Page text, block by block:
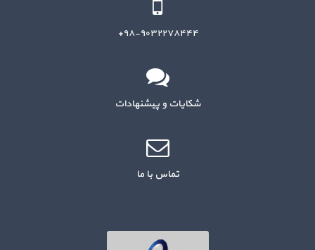
۹۸-۹۰۳۲۲۷۸۴۴۴+
شکایات و پیشنهادات
تماس با ما